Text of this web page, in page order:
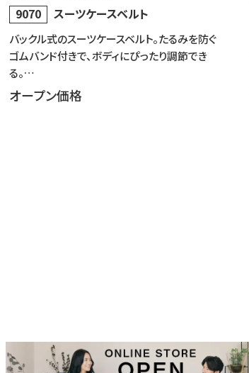
9070 スーツケースベルト
バックル式のスーツケースベルト。たるみを防ぐ
ゴムバンド付きで、ボディにぴったり調節でき
る。…
オープン価格